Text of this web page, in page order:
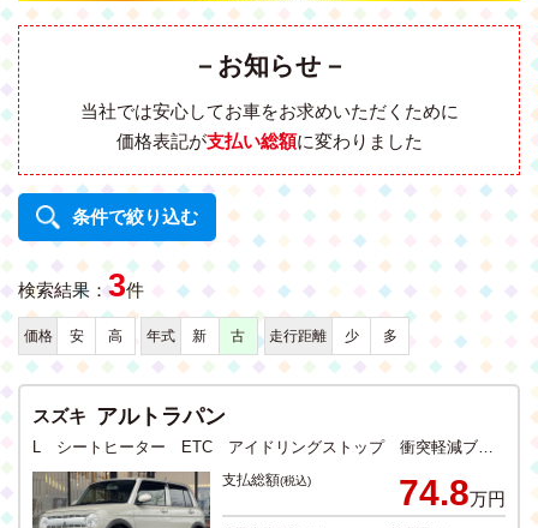
－お知らせ－
当社では安心してお車をお求めいただくために
価格表記が支払い総額に変わりました
条件で絞り込む
検索結果： 3件
価格 安 高 年式 新 古 走行距離 少 多
スズキ アルトラパン
支払総額(税込) 74.8万円